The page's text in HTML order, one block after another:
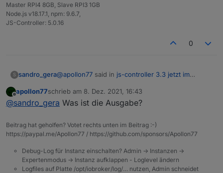
Master RPI4 8GB, Slave RPI3 1GB
Node.js v18.17.1, npm: 9.6.7,
JS-Controller: 5.0.16
0
S sandro_gera@apollon77 said in js-controller 3.3 jetzt im
du -Hs /opt/iobroker/iobroker-data/files
Offline
apollon77schrieb am 8. Dez. 2021, 16:43
zuletzt editiert von
@sandro_gera Was ist die Ausgabe?
Beitrag hat geholfen? Votet rechts unten im Beitrag :-)
https://paypal.me/Apollon77 / https://github.com/sponsors/Apollon77
Debug-Log für Instanz einschalten? Admin -> Instanzen ->
Expertenmodus -> Instanz aufklappen - Loglevel ändern
Logfiles auf Platte /opt/iobroker/log/… nutzen, Admin schneidet